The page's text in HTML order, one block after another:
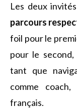
Les deux
parcours
foil pour le
pour le
tant que
comme
français.